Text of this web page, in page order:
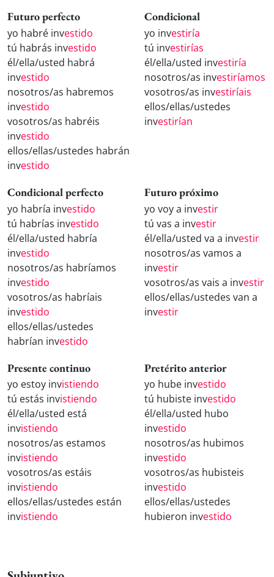
Futuro perfecto
yo habré investido
tú habrás investido
él/ella/usted habrá
investido
nosotros/as habremos
investido
vosotros/as habréis
investido
ellos/ellas/ustedes habrán
investido
Condicional
yo investiría
tú investirías
él/ella/usted investiría
nosotros/as investiríamos
vosotros/as investiríais
ellos/ellas/ustedes
investirían
Condicional perfecto
yo habría investido
tú habrías investido
él/ella/usted habría
investido
nosotros/as habríamos
investido
vosotros/as habríais
investido
ellos/ellas/ustedes
habrían investido
Futuro próximo
yo voy a investir
tú vas a investir
él/ella/usted va a investir
nosotros/as vamos a
investir
vosotros/as vais a investir
ellos/ellas/ustedes van a
investir
Presente continuo
yo estoy invistiendo
tú estás invistiendo
él/ella/usted está
invistiendo
nosotros/as estamos
invistiendo
vosotros/as estáis
invistiendo
ellos/ellas/ustedes están
invistiendo
Pretérito anterior
yo hube investido
tú hubiste investido
él/ella/usted hubo
investido
nosotros/as hubimos
investido
vosotros/as hubisteis
investido
ellos/ellas/ustedes
hubieron investido